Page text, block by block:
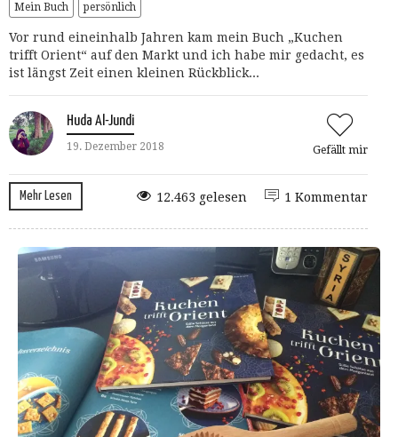
Mein Buch persönlich
Vor rund eineinhalb Jahren kam mein Buch „Kuchen
trifft Orient“ auf den Markt und ich habe mir gedacht, es
ist längst Zeit einen kleinen Rückblick...
Huda Al-Jundi
19. Dezember 2018 Gefällt mir
Mehr Lesen 1 Kommentar
12.463 gelesen